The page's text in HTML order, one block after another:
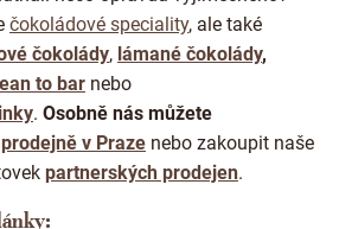
čokoládové speciality, ale také
čokolády, lámané čokolády,
to bar nebo
. Osobně nás můžete
v Praze nebo zakoupit naše
partnerských prodejen.